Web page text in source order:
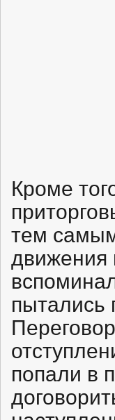
Кроме
тем
пытались
попали в